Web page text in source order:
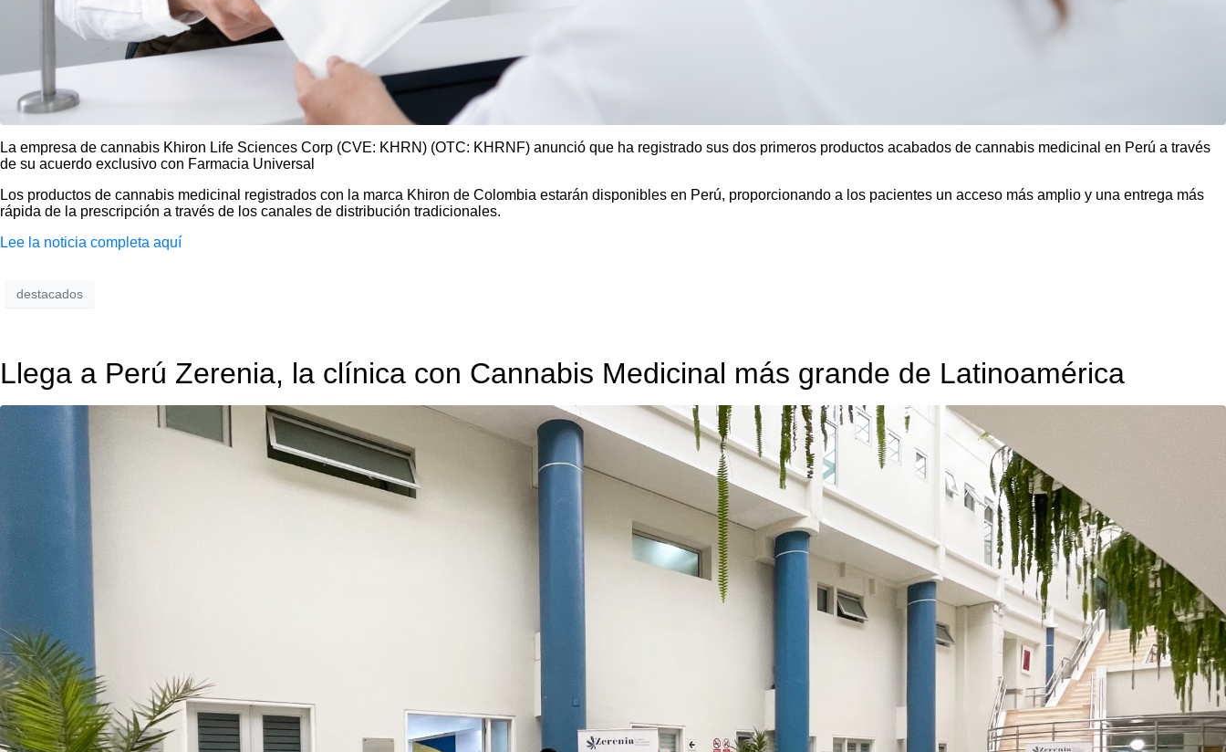
La empresa de cannabis Khiron Life Sciences Corp (CVE: KHRN) (OTC: KHRNF) anunció que ha registrado sus dos primeros productos acabados de cannabis medicinal en Perú a través
de su acuerdo exclusivo con Farmacia Universal
Los productos de cannabis medicinal registrados con la marca Khiron de Colombia estarán disponibles en Perú, proporcionando a los pacientes un acceso más amplio y una entrega más
rápida de la prescripción a través de los canales de distribución tradicionales.
Lee la noticia completa aquí
destacados
Llega a Perú Zerenia, la clínica con Cannabis Medicinal más grande de Latinoamérica